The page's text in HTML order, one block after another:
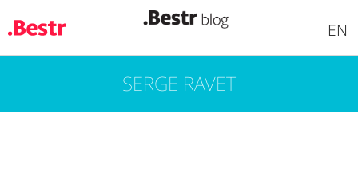
EN
SERGE RAVET